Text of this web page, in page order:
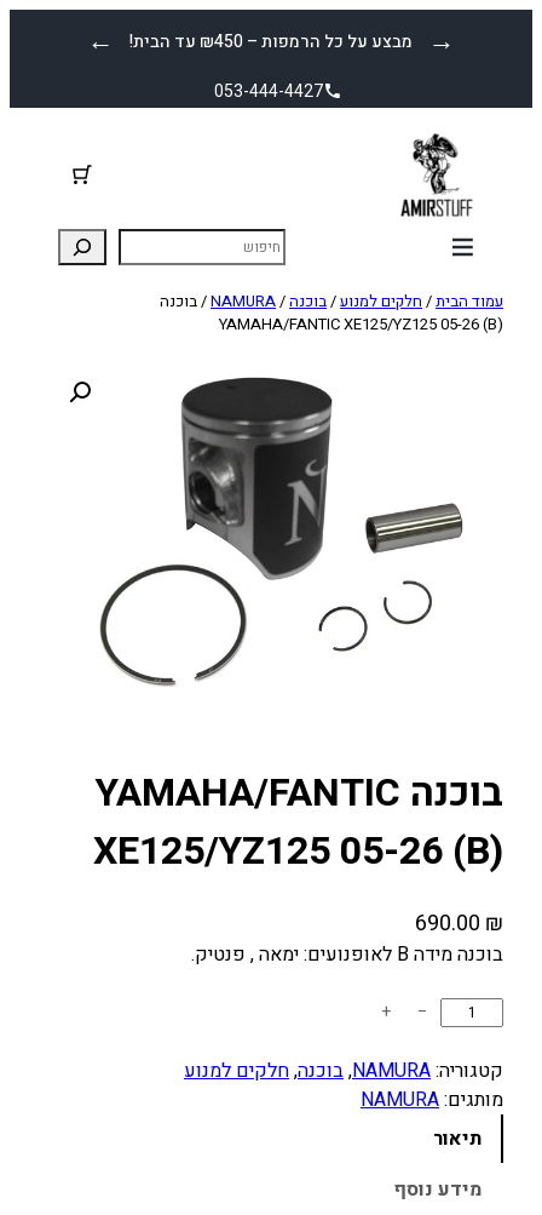
← מבצע על כל הרמפות – ₪450 עד הבית! →
053-444-4427
עמוד הבית/ חלקים למנוע/בוכנה/
NAMURA/ בוכנה
YAMAHA/FANTIC XE125/YZ125 05-26 (B)
בוכנה YAMAHA/FANTIC
XE125/YZ125 05-26 (B)
690.00 ₪
בוכנה מידה B לאופנועים: ימאה , פנטיק.
ו
ת
ל
−
+
קטגוריה:NAMURA
, בוכנה, חלקים למנוע
מותגים:NAMURA
תיאור
מידע נוסף